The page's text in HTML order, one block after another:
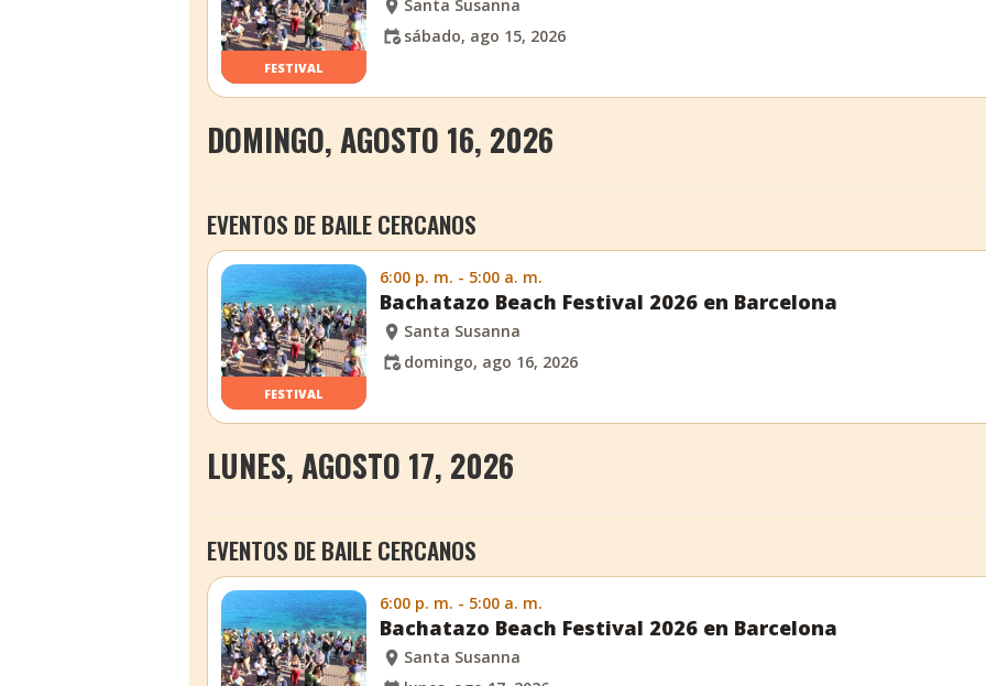
FESTIVAL
Santa Susanna
sábado, ago 15, 2026
DOMINGO, AGOSTO 16, 2026
EVENTOS DE BAILE CERCANOS
FESTIVAL
6:00 p. m. - 5:00 a. m.
Bachatazo Beach Festival 2026 en Barcelona
Santa Susanna
domingo, ago 16, 2026
LUNES, AGOSTO 17, 2026
EVENTOS DE BAILE CERCANOS
6:00 p. m. - 5:00 a. m.
Bachatazo Beach Festival 2026 en Barcelona
Santa Susanna